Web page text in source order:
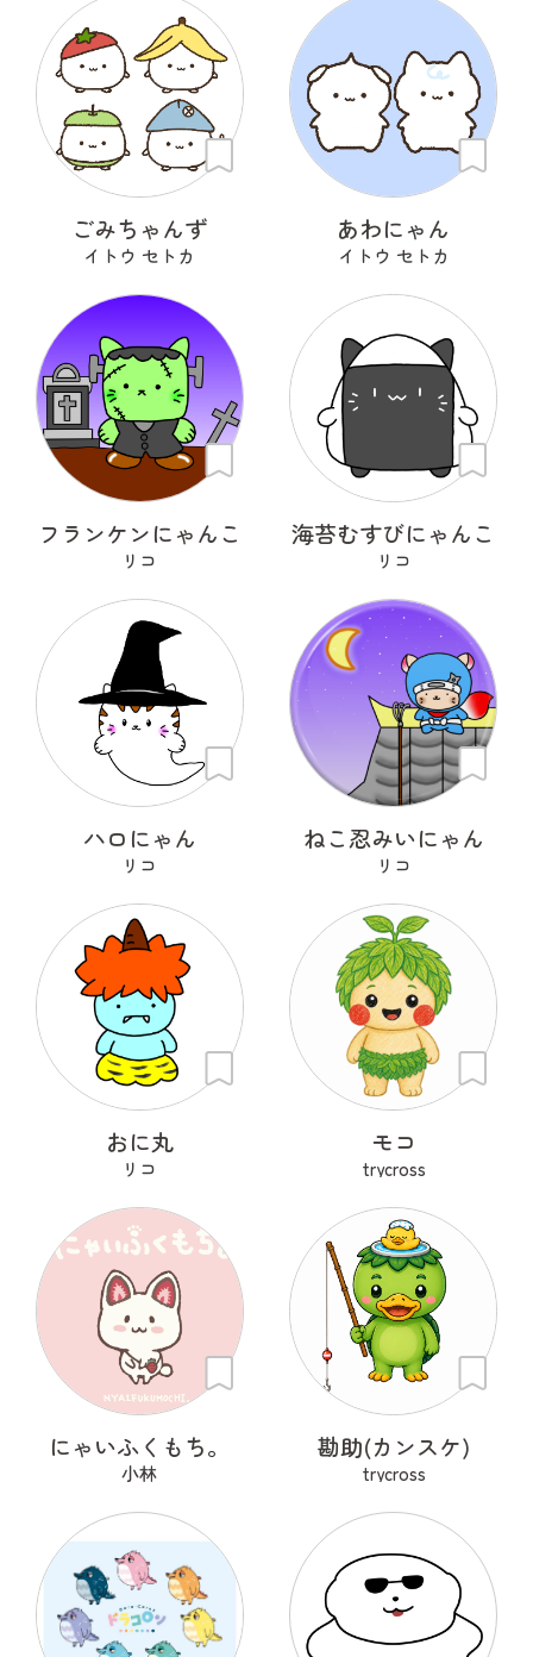
ごみちゃんず
イトウ セトカ
あわにゃん
イトウ セトカ
フランケンにゃんこ
リコ
海苔むすびにゃんこ
リコ
ハロにゃん
リコ
ねこ忍みいにゃん
リコ
おに丸
リコ
モコ
trycross
にゃいふくもち。
小林
勘助(カンスケ)
trycross